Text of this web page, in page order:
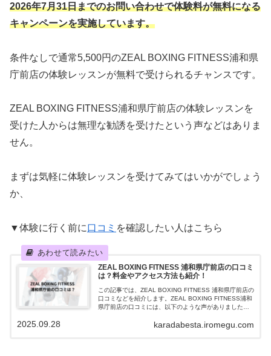
2026年7月31日までのお問い合わせで体験料が無料になる
キャンペーンを実施しています。
条件なしで通常5,500円のZEAL BOXING FITNESS浦和県
庁前店の体験レッスンが無料で受けられるチャンスです。
ZEAL BOXING FITNESS浦和県庁前店の体験レッスンを
受けた人からは無理な勧誘を受けたという声などはありま
せん。
まずは気軽に体験レッスンを受けてみてはいかがでしょう
か、
▼体験に行く前に口コミ を確認したい人はこちら
ZEAL BOXING FITNESS 浦和県庁前店の口コミ
は？料金やアクセス方法も紹介！
この記事では、ZEAL BOXING FITNESS 浦和県庁前店の
口コミなどを紹介します。ZEAL BOXING FITNESS浦和
県庁前店の口コミには、以下のような声がありました。
karadabesta.iromegu.com
2025.09.28